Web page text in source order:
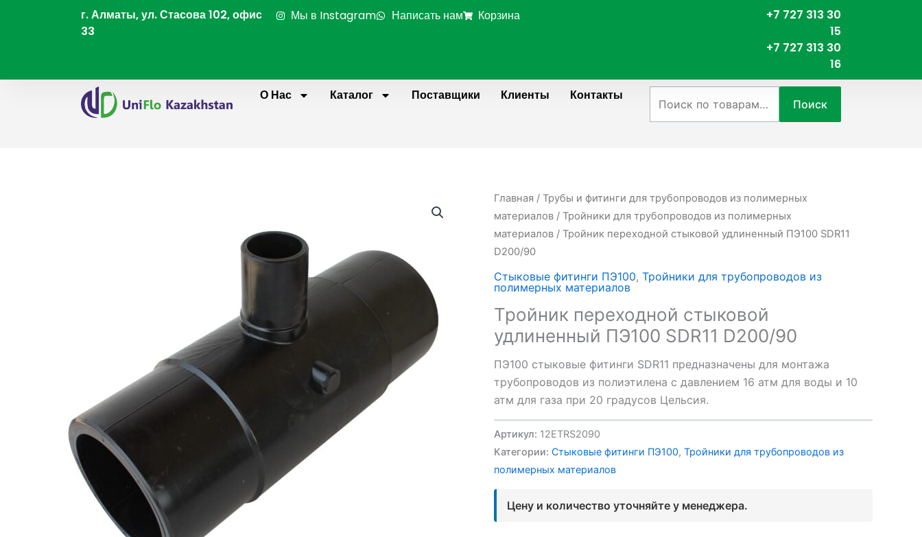
г. Алматы, ул. Стасова 102, офис
33
Мы в Instagram Написать нам Корзина
+7 727 313 30
15
+7 727 313 30
16
О Нас
Каталог Поставщики Клиенты Контакты
Поиск
Главная / Трубы и фитинги для трубопроводов из полимерных
материалов / Тройники для трубопроводов из полимерных
материалов / Тройник переходной стыковой удлиненный ПЭ100 SDR11
D200/90
Стыковые фитинги ПЭ100, Тройники для трубопроводов из
полимерных материалов
Тройник переходной стыковой
удлиненный ПЭ100 SDR11 D200/90
ПЭ100 стыковые фитинги SDR11 предназначены для монтажа
трубопроводов из полиэтилена с давлением 16 атм для воды и 10
атм для газа при 20 градусов Цельсия.
Артикул: 12ETRS2090
Категории: Стыковые фитинги ПЭ100, Тройники для трубопроводов из
полимерных материалов
Цену и количество уточняйте у менеджера.